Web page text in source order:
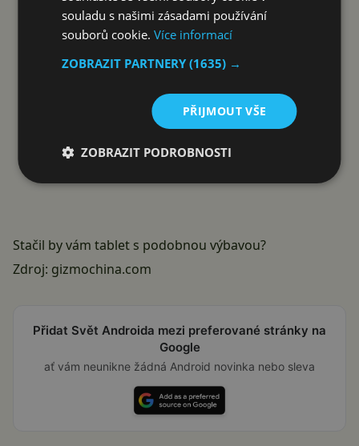
Stačil by vám tablet s podobnou výbavou?
Zdroj: gizmochina.com
Přidat Svět Androida mezi preferované stránky na
Google
ať vám neunikne žádná Android novinka nebo sleva
souladu s našimi zásadami používání
souborů cookie.Více informací
ZOBRAZIT PARTNERY(1635) →
PŘIJMOUT VŠE
ZOBRAZIT PODROBNOSTI